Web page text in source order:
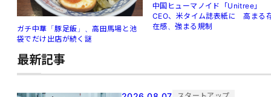
ガチ中華「豚足飯」、高田馬場と池
袋でだけ出店が続く謎
中国ヒューマノイド「Unitree」
CEO、米タイム誌表紙に 高まる
在感、強まる規制
最新記事